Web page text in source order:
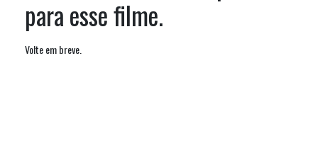
para esse filme.
Volte em breve.